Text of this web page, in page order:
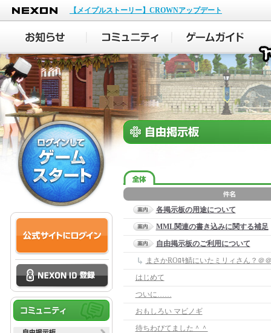
NEXON
【メイプルストーリー】CROWNアップデート
各掲示板の用途について
MML関連の書き込みに関する補足
自由掲示板のご利用について
まさかROﾛｷ鯖にいたミリィさん？＠
はじめて
ついに……
おもしろい マビノギ
待ちわびてました＾＾